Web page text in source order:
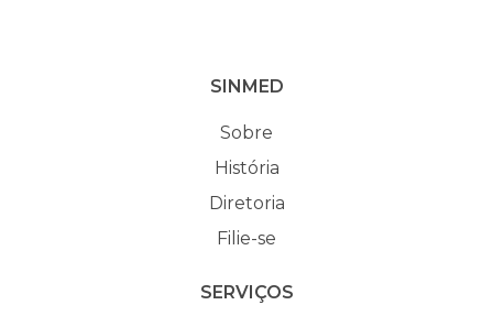
SINMED
Sobre
História
Diretoria
Filie-se
SERVIÇOS